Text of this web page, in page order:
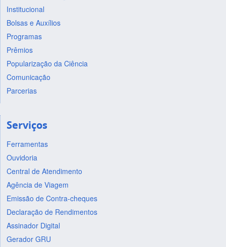
Institucional
Bolsas e Auxílios
Programas
Prêmios
Popularização da Ciência
Comunicação
Parcerias
Serviços
Ferramentas
Ouvidoria
Central de Atendimento
Agência de Viagem
Emissão de Contra-cheques
Declaração de Rendimentos
Assinador Digital
Gerador GRU